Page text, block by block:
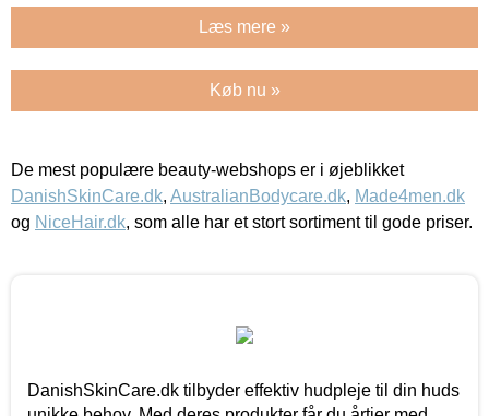
Læs mere »
Køb nu »
De mest populære beauty-webshops er i øjeblikket
DanishSkinCare.dk, AustralianBodycare.dk, Made4men.dk
og NiceHair.dk, som alle har et stort sortiment til gode priser.
DanishSkinCare.dk tilbyder effektiv hudpleje til din huds